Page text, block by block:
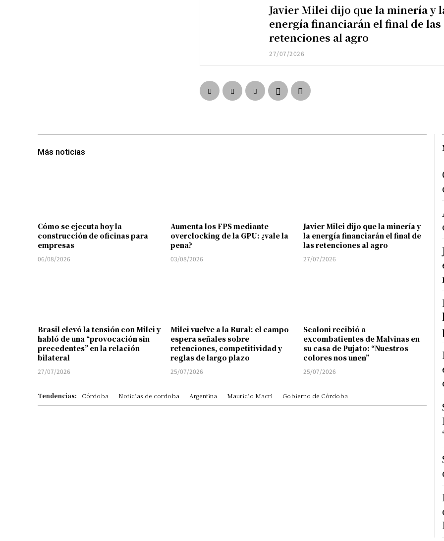
Javier Milei dijo que la minería y
energía financiarán el final de las
retenciones al agro
27/07/2026
Más noticias
Cómo se ejecuta hoy la
construcción de oficinas para
empresas
06/08/2026
Aumenta los FPS mediante
overclocking de la GPU: ¿vale la
pena?
03/08/2026
Javier Milei dijo que la minería y
la energía financiarán el final de
las retenciones al agro
27/07/2026
Brasil elevó la tensión con Milei y
habló de una “provocación sin
precedentes” en la relación
bilateral
27/07/2026
Milei vuelve a la Rural: el campo
espera señales sobre
retenciones, competitividad y
reglas de largo plazo
25/07/2026
Scaloni recibió a
excombatientes de Malvinas en
su casa de Pujato: “Nuestros
colores nos unen”
25/07/2026
Tendencias: Córdoba Noticias de cordoba Argentina Mauricio Macri Gobierno de Córdoba